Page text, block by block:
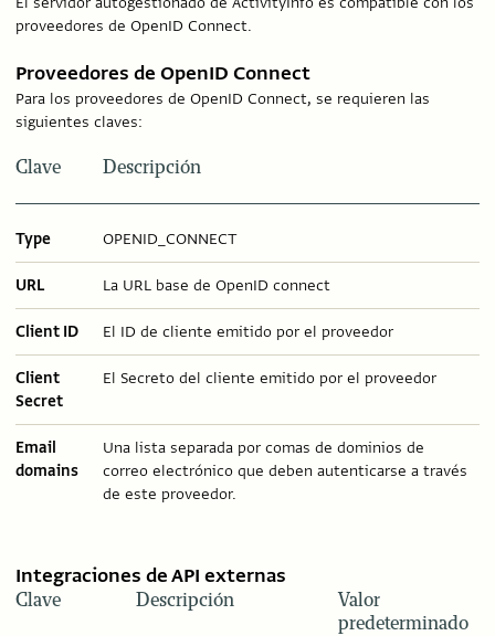
proveedores de OpenID Connect.
Proveedores de OpenID Connect
Para los proveedores de OpenID Connect, se requieren las
siguientes claves:
Clave Descripción
Type OPENID_CONNECT
URL La URL base de OpenID connect
Client ID El ID de cliente emitido por el proveedor
Client
Secret
El Secreto del cliente emitido por el proveedor
Email
domains
Una lista separada por comas de dominios de
correo electrónico que deben autenticarse a través
de este proveedor.
Integraciones de API externas
Clave Descripción
Valor
predeterminado